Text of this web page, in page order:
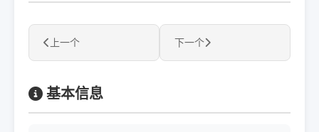
上一个 下一个
基本信息